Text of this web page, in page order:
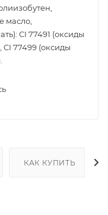
масло,
CI 77491 (оксиды
CI 77499 (оксиды
КАК КУПИТЬ